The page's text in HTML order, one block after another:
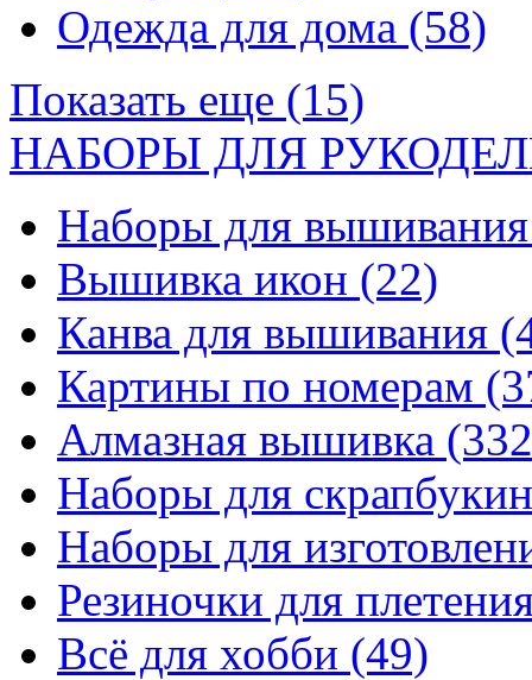
Одежда для дома (58)
Показать еще (15)
НАБОРЫ ДЛЯ
Наборы для
Вышивка икон (22)
Канва для вышивания
Картины по номерам
Алмазная вышивка
Наборы для
Наборы для
Резиночки для
Всё для хобби (49)